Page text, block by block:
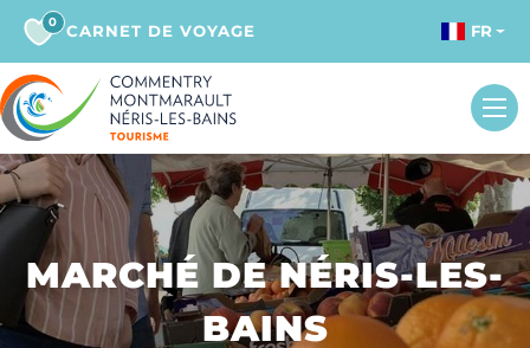
0 CARNET DE VOYAGE FR
MARCHÉ DE NÉRIS-LES-
BAINS